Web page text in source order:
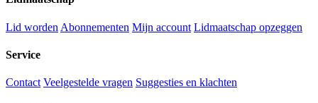
Lid worden Abonnementen Mijn account Lidmaatschap opzeggen
Service
Contact Veelgestelde vragen Suggesties en klachten